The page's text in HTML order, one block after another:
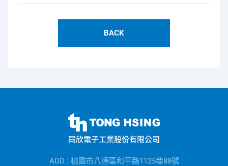
BACK
同欣電子工業股份有限公司
ADD : 桃園市八德區和平路1125巷88號